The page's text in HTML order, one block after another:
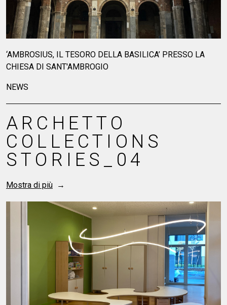
Mostra di più
LUCE PURA ED ESSENZIALE
ARCHETTO
FREEDOM® TRA
ARTE E DESIGN